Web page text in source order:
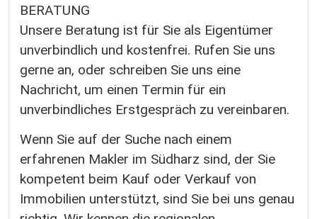
BERATUNG
Unsere Beratung ist für Sie als Eigentümer
unverbindlich und kostenfrei. Rufen Sie uns
gerne an, oder schreiben Sie uns eine
Nachricht, um einen Termin für ein
unverbindliches Erstgespräch zu vereinbaren.
Wenn Sie auf der Suche nach einem
erfahrenen Makler im Südharz sind, der Sie
kompetent beim Kauf oder Verkauf von
Immobilien unterstützt, sind Sie bei uns genau